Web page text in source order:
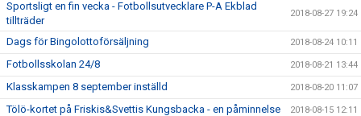
Sportsligt en fin vecka - Fotbollsutvecklare P-A Ekblad
tillträder
2018-08-27 19:24
Dags för Bingolottoförsäljning 2018-08-24 10:11
Fotbollsskolan 24/8 2018-08-21 13:44
Klasskampen 8 september inställd 2018-08-20 11:07
Tölö-kortet på Friskis&Svettis Kungsbacka - en påminnelse 2018-08-15 12:11